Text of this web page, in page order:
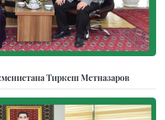
Тиркеш Мeтназаров